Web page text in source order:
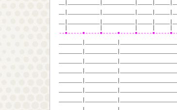
--●-----●-----●-----●-----●-----●-----